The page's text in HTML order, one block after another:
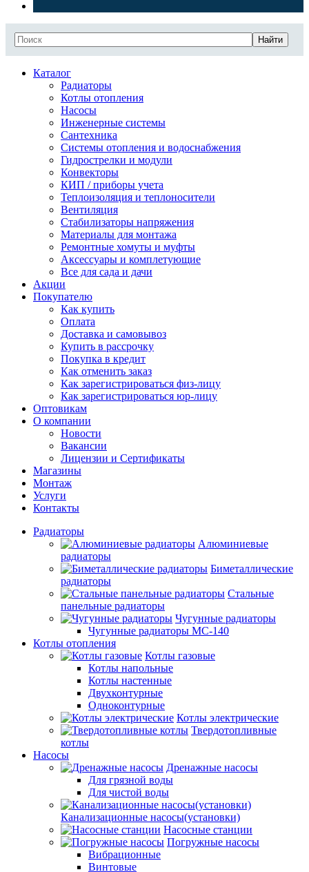
Найти
Каталог
Радиаторы
Котлы отопления
Насосы
Инженерные системы
Сантехника
Системы отопления и водоснабжения
Гидрострелки и модули
Конвекторы
КИП / приборы учета
Теплоизоляция и теплоносители
Вентиляция
Стабилизаторы напряжения
Материалы для монтажа
Ремонтные хомуты и муфты
Аксессуары и комплетующие
Все для сада и дачи
Акции
Покупателю
Как купить
Оплата
Доставка и самовывоз
Купить в рассрочку
Покупка в кредит
Как отменить заказ
Как зарегистрироваться физ-лицу
Как зарегистрироваться юр-лицу
Оптовикам
О компании
Новости
Вакансии
Лицензии и Сертификаты
Магазины
Монтаж
Услуги
Контакты
Радиаторы
Алюминиевые
радиаторы
Биметаллические
радиаторы
Стальные
панельные радиаторы
Чугунные радиаторы
Чугунные радиаторы МС-140
Котлы отопления
Котлы газовые
Котлы напольные
Котлы настенные
Двухконтурные
Одноконтурные
Котлы электрические
Твердотопливные
котлы
Насосы
Дренажные насосы
Для грязной воды
Для чистой воды
Канализационные насосы(установки)
Насосные станции
Погружные насосы
Вибрационные
Винтовые